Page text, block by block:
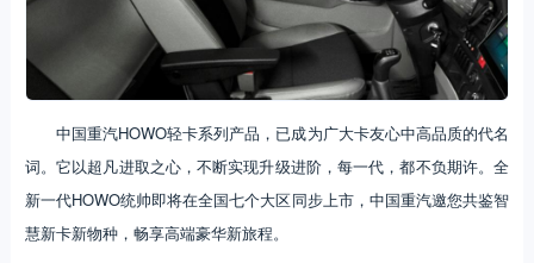
中国重汽HOWO轻卡系列产品，已成为广大卡友心中高品质的代名
词。它以超凡进取之心，不断实现升级进阶，每一代，都不负期许。全
新一代HOWO统帅即将在全国七个大区同步上市，中国重汽邀您共鉴智
慧新卡新物种，畅享高端豪华新旅程。